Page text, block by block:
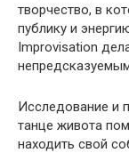
творчество, в
публику и
Improvisation
Исследование и
танце живота
находить свой